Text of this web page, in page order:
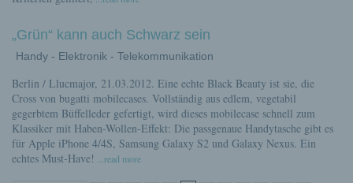
„Grün“ kann auch Schwarz sein
Handy - Elektronik - Telekommunikation
Berlin / Llucmajor, 21.03.2012. Eine echte Black Beauty ist sie, die
Cross von bugatti mobilecases. Vollständig aus edlem, vegetabil
gegerbtem Büffelleder gefertigt, wird dieses mobilecase schnell zum
Klassiker mit Haben-Wollen-Effekt: Die passgenaue Handytasche gibt es
für Apple iPhone 4/4S, Samsung Galaxy S2 und Galaxy Nexus. Ein
echtes Must-Have!
...read more